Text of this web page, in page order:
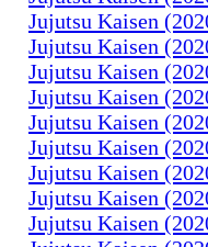
Jujutsu Kaisen
Jujutsu Kaisen
Jujutsu Kaisen
Jujutsu Kaisen
Jujutsu Kaisen
Jujutsu Kaisen
Jujutsu Kaisen
Jujutsu Kaisen
Jujutsu Kaisen